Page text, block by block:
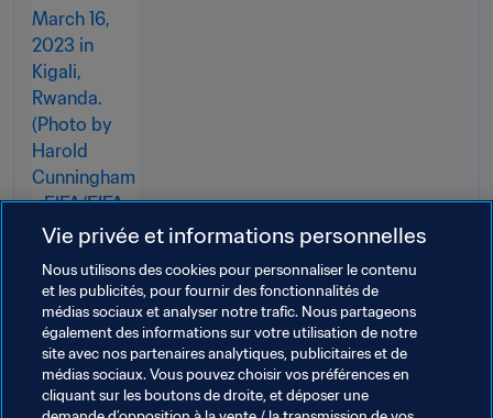
Thèmes en lien
Vie privée et informations personnelles
Nous utilisons des cookies pour personnaliser le contenu
et les publicités, pour fournir des fonctionnalités de
médias sociaux et analyser notre trafic. Nous partageons
également des informations sur votre utilisation de notre
site avec nos partenaires analytiques, publicitaires et de
médias sociaux. Vous pouvez choisir vos préférences en
cliquant sur les boutons de droite, et déposer une